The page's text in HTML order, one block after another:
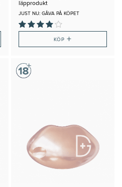
läpprodukt
JUST NU: GÅVA PÅ KÖPET
KÖP +